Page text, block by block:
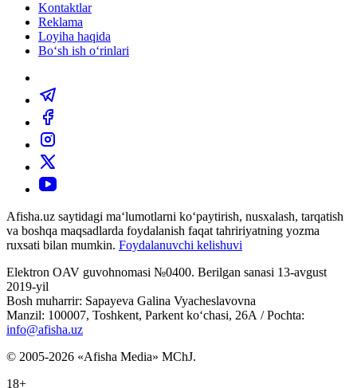
Kontaktlar
Reklama
Loyiha haqida
Bo‘sh ish o‘rinlari
Afisha.uz saytidagi ma‘lumotlarni ko‘paytirish, nusxalash, tarqatish
va boshqa maqsadlarda foydalanish faqat tahririyatning yozma
ruxsati bilan mumkin. Foydalanuvchi kelishuvi
Elektron OAV guvohnomasi №0400. Berilgan sanasi 13-avgust
2019-yil
Bosh muharrir: Sapayeva Galina Vyacheslavovna
Manzil: 100007, Toshkent, Parkent ko‘chasi, 26А / Pochta:
info@afisha.uz
© 2005-2026 «Afisha Media» MChJ.
18+